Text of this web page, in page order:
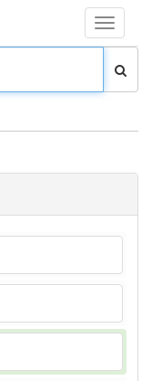
Toggle